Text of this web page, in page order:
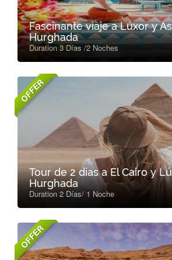
Fascinante viaje a Lúxor y
Hurghada
Duration 3 Días /2 Noches
OFFER
Tour de 2 días a El Cairo y
Hurghada
Duration 2 Días/ 1 Noche
OFFER